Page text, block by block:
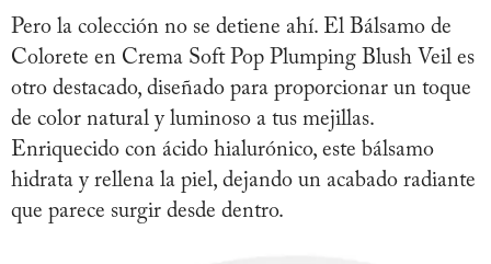
Pero la colección no se detiene ahí. El Bálsamo de
Colorete en Crema Soft Pop Plumping Blush Veil es
otro destacado, diseñado para proporcionar un toque
de color natural y luminoso a tus mejillas.
Enriquecido con ácido hialurónico, este bálsamo
hidrata y rellena la piel, dejando un acabado radiante
que parece surgir desde dentro.